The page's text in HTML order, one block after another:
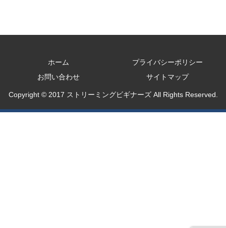
ホーム
プライバシーポリシー
お問い合わせ
サイトマップ
Copyright © 2017 ストリーミングビギナーズ All Rights Reserved.